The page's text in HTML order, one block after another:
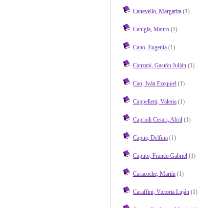
Canevello, Margarita(1)
Canigia, Mauro(1)
Cano, Eugenia(1)
Canzani, Gastón Julián(1)
Cao, Iván Ezequiel(1)
Cappelletti, Valeria(1)
Caprioli Cesari, Abril(1)
Capua, Delfina(1)
Caputo, Franco Gabriel(1)
Caracoche, Martín(1)
Caraffini, Victoria Luján(1)